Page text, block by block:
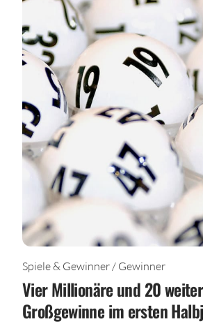
Spiele & Gewinner / Gewinner
Vier Millionäre und 20
Großgewinne im ersten